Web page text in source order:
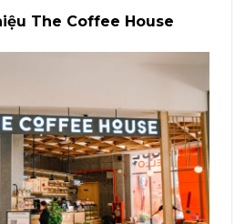
The Coffee House